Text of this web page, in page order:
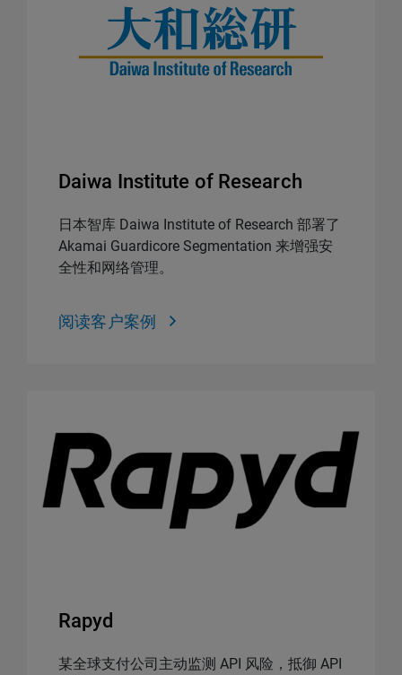
Daiwa Institute of Research
日本智库 Daiwa Institute of Research 部署了
Akamai Guardicore Segmentation 来增强安
全性和网络管理。
阅读客户案例
Rapyd
某全球支付公司主动监测 API 风险，抵御 API